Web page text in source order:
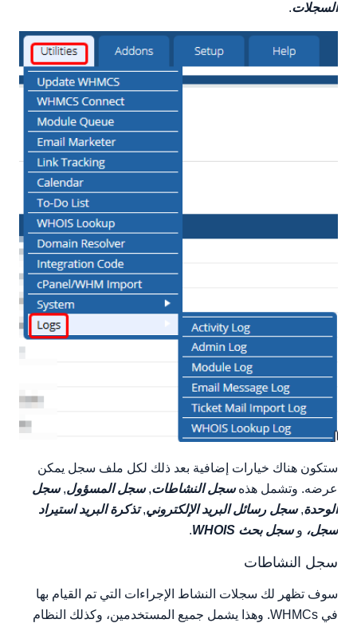
السجلات.
ستكون هناك خيارات إضافية بعد ذلك لكل ملف سجل يمكن
عرضه. وتشمل هذهسجل النشاطات,سجل المسؤول,سجل
الوحدة,سجل رسائل البريد الإلكتروني,تذكرة البريد استيراد
سجل، وسجل بحث WHOIS .
سجل النشاطات
سوف تظهر لك سجلات النشاط الإجراءات التي تم القيام بها
في WHMCs. وهذا يشمل جميع المستخدمين، وكذلك النظام